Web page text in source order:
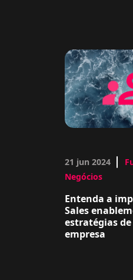
21 jun 2024
Negócios
Entenda a
Sales
estratégias
empresa